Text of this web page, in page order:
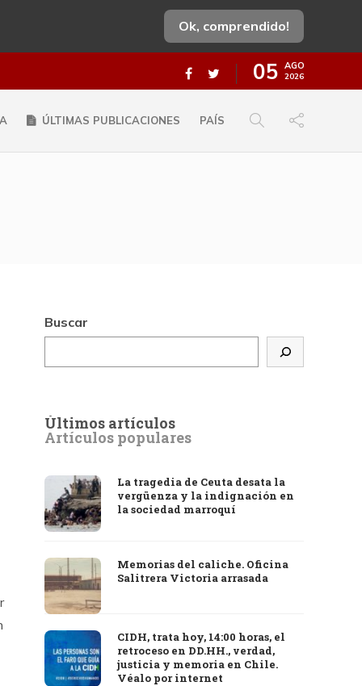
Ok, comprendido!
05 AGO
2026
ÚLTIMAS PUBLICACIONES PAÍS
Buscar
Últimos artículos
Artículos populares
La tragedia de Ceuta desata la
vergüenza y la indignación en
la sociedad marroquí
Memorias del caliche. Oficina
Salitrera Victoria arrasada
CIDH, trata hoy, 14:00 horas, el
retroceso en DD.HH., verdad,
justicia y memoria en Chile.
Véalo por internet